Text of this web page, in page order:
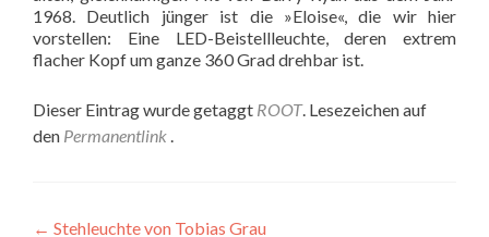
1968. Deutlich jünger ist die »Eloise«, die wir hier
vorstellen: Eine LED-Beistellleuchte, deren extrem
flacher Kopf um ganze 360 Grad drehbar ist.
Dieser Eintrag wurde getaggt ROOT. Lesezeichen auf
den Permanentlink .
← Stehleuchte von Tobias Grau